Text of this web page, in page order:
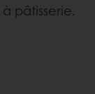
pâtisserie.